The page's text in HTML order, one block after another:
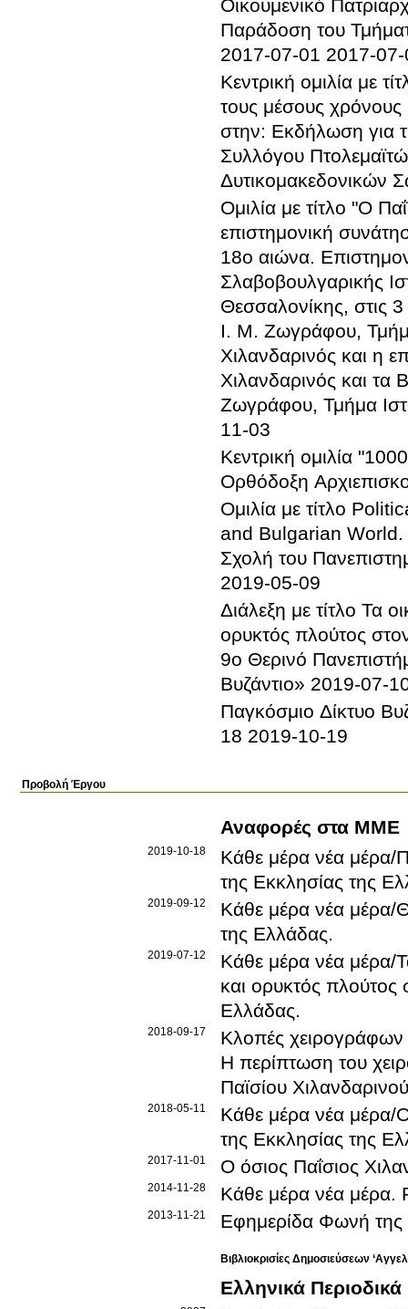
Οικουμενικό
Παράδοση του
2017-07-01 2017-
Κεντρική ομιλία με
τους μέσους χρόνους
στην: Εκδήλωση για
Συλλόγου
Δυτικομακεδονικών
Ομιλία με τίτλο "Ο
επιστημονική
18ο αιώνα.
Σλαβοβουλγαρικής
Θεσσαλονίκης, στις
Ι. Μ. Ζωγράφου,
Χιλανδαρινός και η
Χιλανδαρινός και τα
Ζωγράφου, Τμήμα
11-03
Κεντρική ομιλία
Ορθόδοξη
Ομιλία με τίτλο
and Bulgarian World.
Σχολή του
2019-05-09
Διάλεξη με τίτλο Τα
ορυκτός πλούτος
9ο Θερινό
Βυζάντιο» 2019-07-
Παγκόσμιο Δίκτυο
18 2019-10-19
Προβολή Έργου
Αναφορές στα ΜΜΕ
2019-10-18
Κάθε μέρα νέα μέρα/
της Εκκλησίας της
2019-09-12
Κάθε μέρα νέα μέρα/
της Ελλάδας.
2019-07-12
Κάθε μέρα νέα μέρα/
και ορυκτός
Ελλάδας.
2018-09-17
Κλοπές χειρογράφων
Η περίπτωση του
Παϊσίου Χιλανδαρινού
2018-05-11
Κάθε μέρα νέα μέρα/
της Εκκλησίας της
2017-11-01 Ο όσιος Παΐσιος
2014-11-28 Κάθε μέρα νέα μέρα.
2013-11-21 Εφημερίδα Φωνή
Βιβλιοκρισίες Δημοσιεύσεων
Ελληνικά Περιοδικά